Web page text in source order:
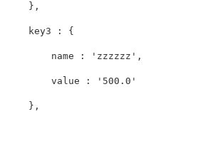
},
key3 : {
name : ' zzzzzz ' ,
value : ' 500.0 '
},